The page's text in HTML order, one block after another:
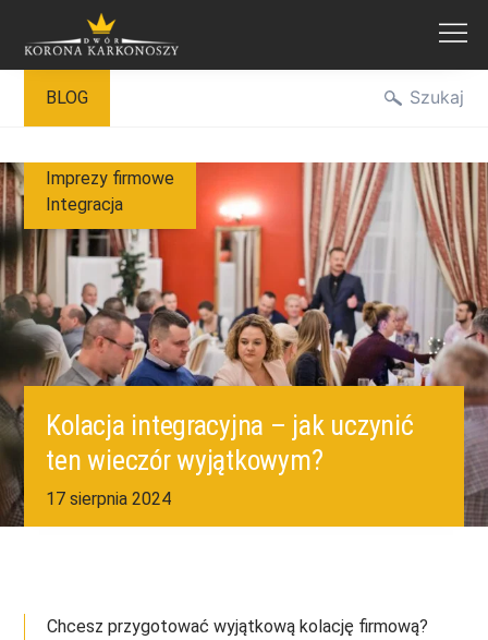
treści
BLOG
Kolacja integracyjna – jak uczynić
ten wieczór wyjątkowym?
17 sierpnia 2024
Imprezy firmowe
Integracja
Chcesz przygotować wyjątkową kolację firmową?